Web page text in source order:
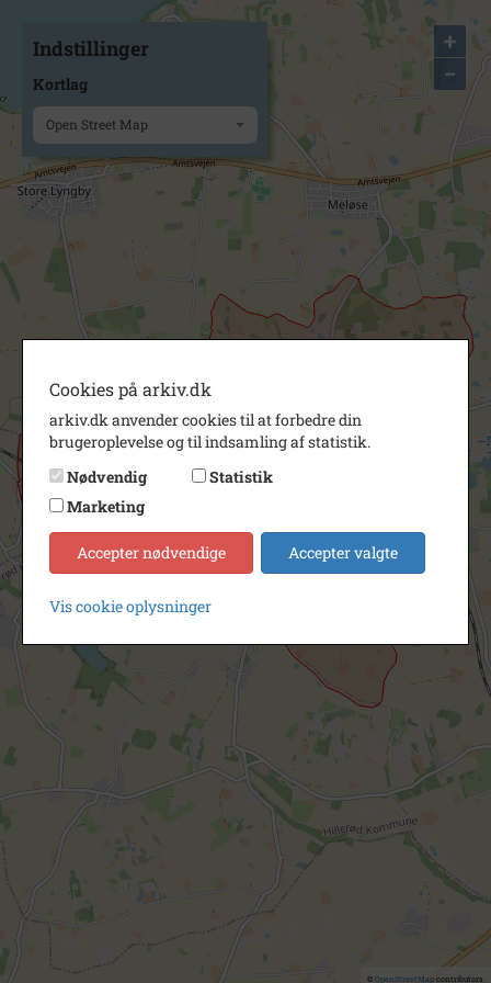
+
−
© OpenStreetMapcontributors.
Indstillinger
Kortlag
Open Street Map
Cookies på arkiv.dk
arkiv.dk anvender cookies til at forbedre din
brugeroplevelse og til indsamling af statistik.
Nødvendig
Statistik
Marketing
Accepter nødvendige Accepter valgte
Vis cookie oplysninger